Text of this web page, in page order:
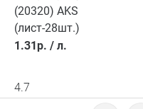
(20320) AKS
(лист-28шт.)
1.31р. / л.
4.7